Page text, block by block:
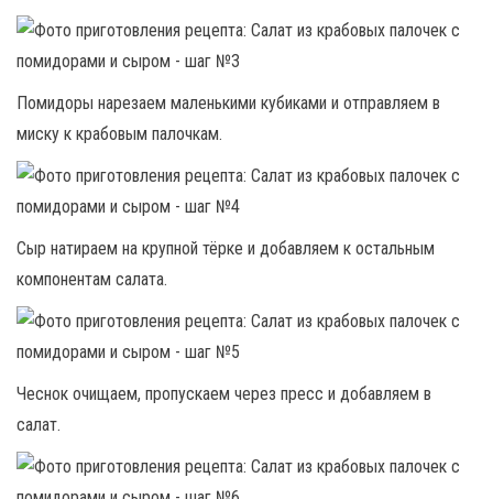
Помидоры нарезаем маленькими кубиками и отправляем в
миску к крабовым палочкам.
Сыр натираем на крупной тёрке и добавляем к остальным
компонентам салата.
Чеснок очищаем, пропускаем через пресс и добавляем в
салат.